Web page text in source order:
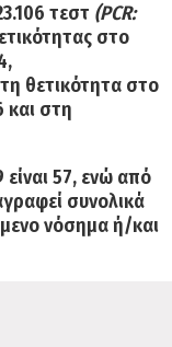
τεστ (PCR:
στο
θετικότητα στο
και στη
57, ενώ από
συνολικά
νόσημα ή/και